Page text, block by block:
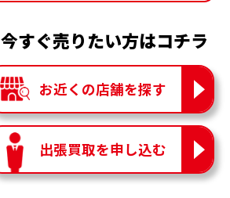
今すぐ売りたい方はコチラ
お近くの店舗を探す
出張買取を申し込む